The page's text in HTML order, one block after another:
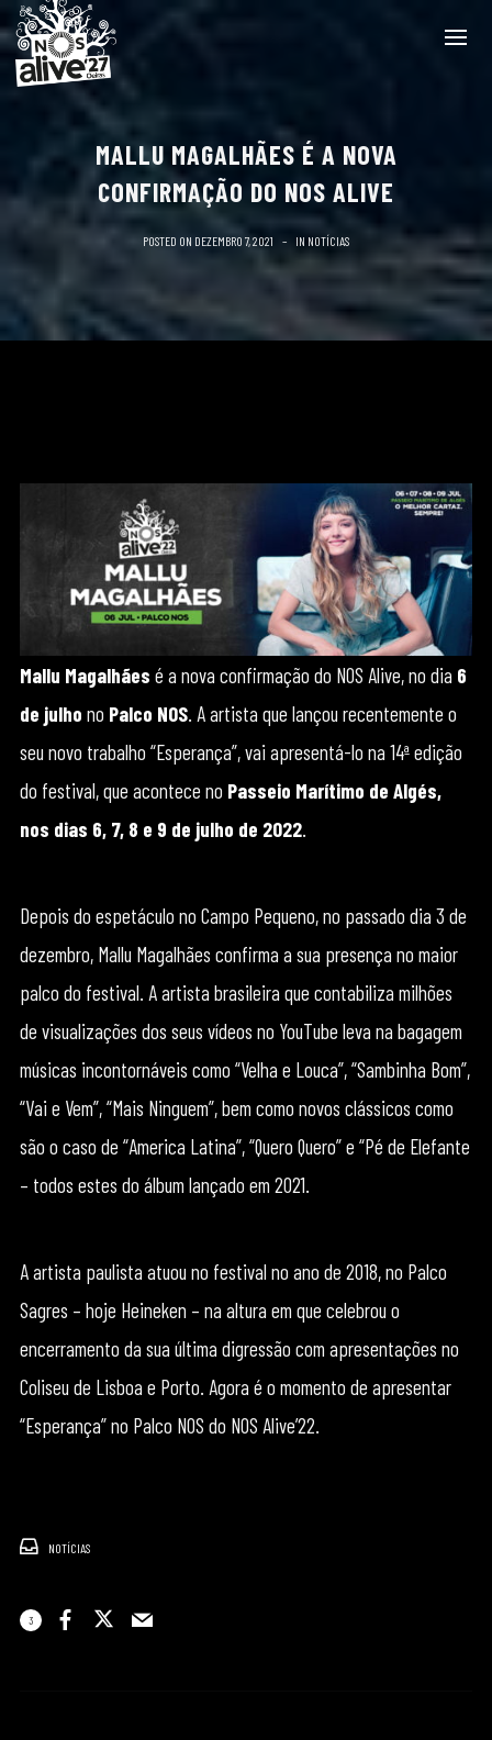
MALLU MAGALHÃES É A NOVA
CONFIRMAÇÃO DO NOS ALIVE
POSTED ON DEZEMBRO 7, 2021 IN NOTÍCIAS
Mallu Magalhães é a nova confirmação do NOS Alive, no dia 6
de julho no Palco NOS. A artista que lançou recentemente o
seu novo trabalho “Esperança”, vai apresentá-lo na 14ª edição
do festival, que acontece no Passeio Marítimo de Algés,
nos dias 6, 7, 8 e 9 de julho de 2022.
Depois do espetáculo no Campo Pequeno, no passado dia 3 de
dezembro, Mallu Magalhães confirma a sua presença no maior
palco do festival. A artista brasileira que contabiliza milhões
de visualizações dos seus vídeos no YouTube leva na bagagem
músicas incontornáveis como “Velha e Louca”, “Sambinha Bom”,
“Vai e Vem”, “Mais Ninguem”, bem como novos clássicos como
são o caso de “America Latina”, “Quero Quero” e “Pé de Elefante
– todos estes do álbum lançado em 2021.
A artista paulista atuou no festival no ano de 2018, no Palco
Sagres – hoje Heineken – na altura em que celebrou o
encerramento da sua última digressão com apresentações no
Coliseu de Lisboa e Porto. Agora é o momento de apresentar
“Esperança” no Palco NOS do NOS Alive’22.
NOTÍCIAS
3